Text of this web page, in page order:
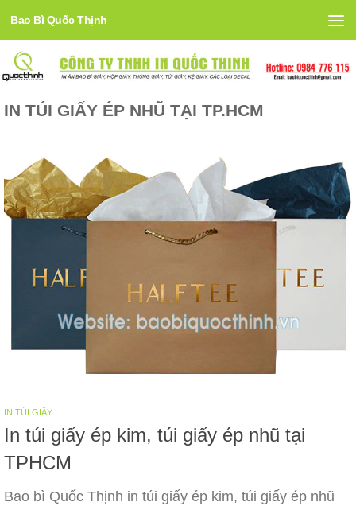
Skip to content
Bao Bì Quốc Thịnh
IN TÚI GIẤY ÉP NHŨ TẠI TP.HCM
IN TÚI GIẤY
In túi giấy ép kim, túi giấy ép nhũ tại
TPHCM
Bao bì Quốc Thịnh in túi giấy ép kim, túi giấy ép nhũ